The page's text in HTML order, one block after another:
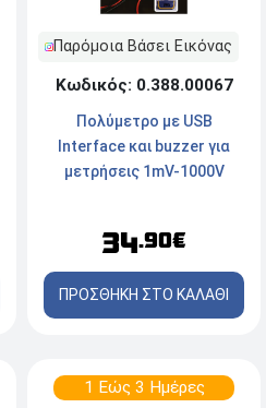
Παρόμοια Βάσει Εικόνας
Κωδικός: 0.388.00067
Πολύμετρο με USB
Interface και buzzer για
μετρήσεις 1mV-1000V
34.90€
ΠΡΟΣΘΗΚΗ ΣΤΟ ΚΑΛΑΘΙ
1 Εώς 3 Ημέρες